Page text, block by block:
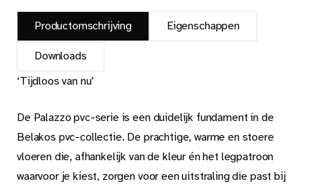
Productomschrijving Eigenschappen
Downloads
‘Tijdloos van nu’
De Palazzo pvc-serie is een duidelijk fundament in de
Belakos pvc-collectie. De prachtige, warme en stoere
vloeren die, afhankelijk van de kleur én het legpatroon
waarvoor je kiest, zorgen voor een uitstraling die past bij